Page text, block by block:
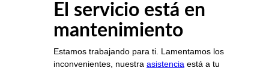
El servicio está en
mantenimiento
Estamos trabajando para ti. Lamentamos los
inconvenientes, nuestra asistencia está a tu